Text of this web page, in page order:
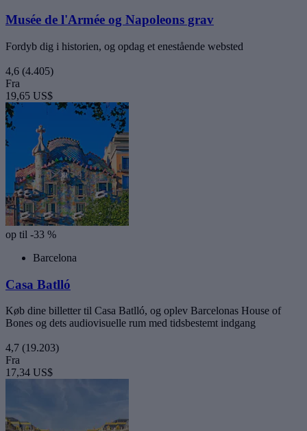
Musée de l'Armée og Napoleons grav
Fordyb dig i historien, og opdag et enestående websted
4,6 (4.405)
Fra
19,65 US$
op til -33 %
Barcelona
Casa Batlló
Køb dine billetter til Casa Batlló, og oplev Barcelonas House of
Bones og dets audiovisuelle rum med tidsbestemt indgang
4,7 (19.203)
Fra
17,34 US$